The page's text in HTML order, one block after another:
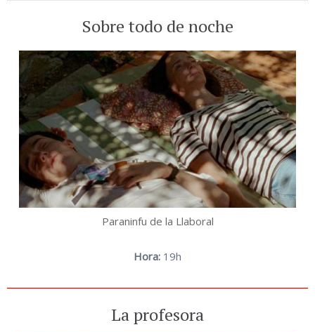
Sobre todo de noche
Paraninfu de la Llaboral
Hora: 19h
La profesora